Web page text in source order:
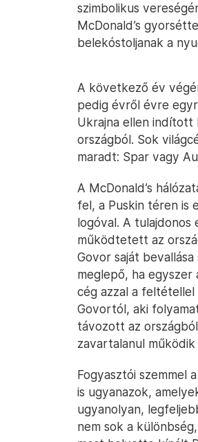
szimbolikus
McDonald’s
belekóstoljanak a
A következő év
pedig évről évre
Ukrajna ellen indított
országból. Sok
maradt: Spar vagy
A McDonald’s
fel, a Puskin téren is
logóval. A tulajdonos
működtetett az
Govor saját
meglepő, ha
cég azzal a
Govortól, aki
távozott az
zavartalanul működik
Fogyasztói szemmel
is ugyanazok,
ugyanolyan,
nem sok a